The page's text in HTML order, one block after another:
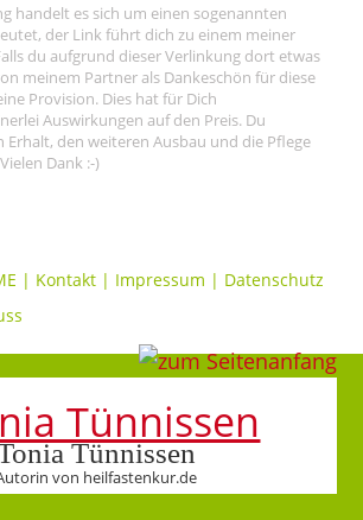
handelt es sich um einen sogenannten
der Link führt dich zu einem meiner
du aufgrund dieser Verlinkung dort etwas
meinem Partner als Dankeschön für diese
Provision. Dies hat für Dich
Auswirkungen auf den Preis. Du
den weiteren Ausbau und die Pflege
Dank :-)
| Kontakt | Impressum | Datenschutz
Tünnissen
von heilfastenkur.de